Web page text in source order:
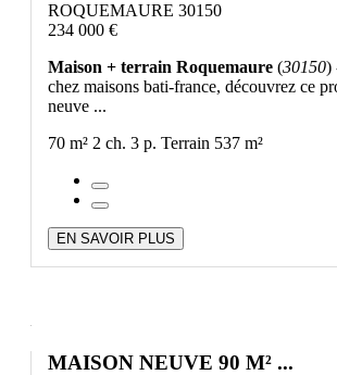
ROQUEMAURE 30150
234 000 €
Maison + terrain Roquemaure (30150)
chez maisons bati-france, découvrez ce
neuve ...
70 m² 2 ch. 3 p. Terrain 537 m²
EN SAVOIR PLUS
MAISON NEUVE 90 M² ...